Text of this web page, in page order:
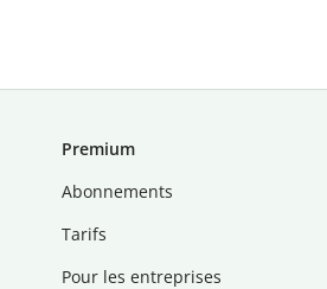
Premium
Abonnements
Tarifs
Pour les entreprises